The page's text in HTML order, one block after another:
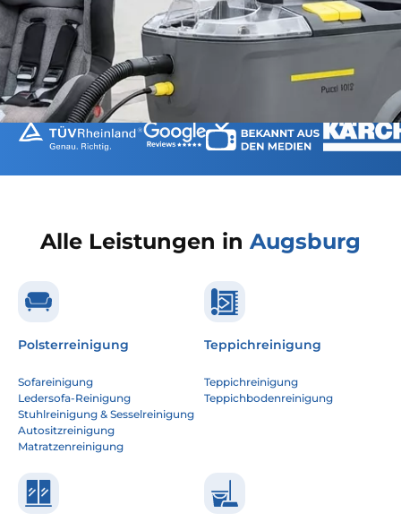
Alle Leistungen in Augsburg
Polsterreinigung
Sofareinigung
Ledersofa-Reinigung
Stuhlreinigung & Sesselreinigung
Autositzreinigung
Matratzenreinigung
Teppichreinigung
Teppichreinigung
Teppichbodenreinigung